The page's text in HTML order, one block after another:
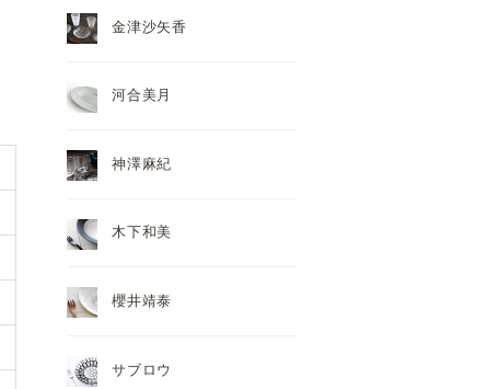
金津沙矢香
河合美月
神澤麻紀
木下和美
櫻井靖泰
サブロウ